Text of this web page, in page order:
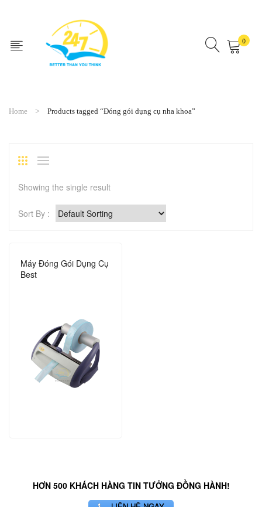
0
Home Products tagged “Đóng gói dụng cụ nha khoa”
Showing the single result
Sort By :
Máy Đóng Gói Dụng Cụ
Best
HƠN 500 KHÁCH HÀNG TIN TƯỞNG ĐỒNG HÀNH!